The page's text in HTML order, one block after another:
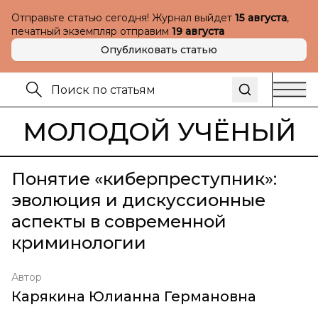
Отправьте статью сегодня! Журнал выйдет 15 августа,
печатный экземпляр отправим 19 августа
Опубликовать статью
МОЛОДОЙ УЧЁНЫЙ
Понятие «киберпреступник»:
эволюция и дискуссионные
аспекты в современной
криминологии
Автор
Карякина Юлианна Германовна